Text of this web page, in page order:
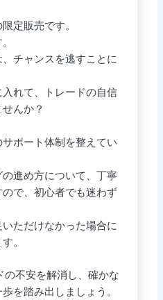
定販売です。
チャンスを逃すことに
れて、トレードの自信
んか？
ポート体制を整えてい
進め方について、丁寧
で、初心者でも迷わず
ただけなかった場合に
。
の不安を解消し、確かな
を踏み出しましょう。